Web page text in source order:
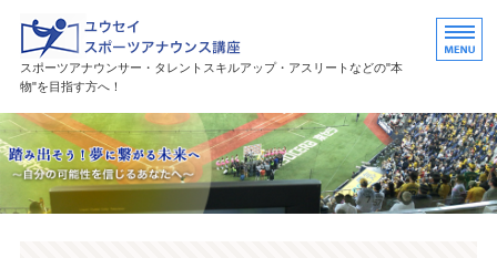
ユウセイスポーツアナウンスス
スポーツアナウンサー・タレントスキルアップ・アスリートなどの"本
物"を目指す方へ！
HOME
講座紹介